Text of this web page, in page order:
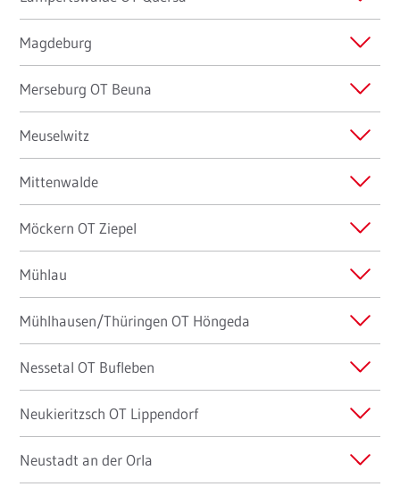
Magdeburg
Merseburg OT Beuna
Meuselwitz
Mittenwalde
Möckern OT Ziepel
Mühlau
Mühlhausen/Thüringen OT Höngeda
Nessetal OT Bufleben
Neukieritzsch OT Lippendorf
Neustadt an der Orla